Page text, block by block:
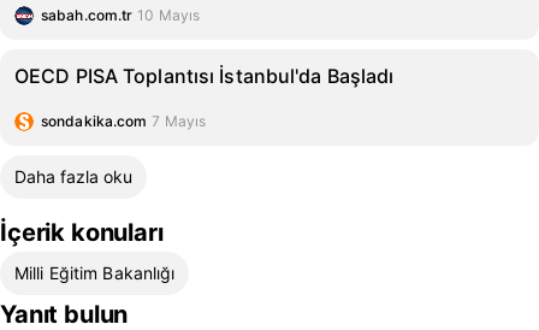
sabah.com.tr 10 Mayıs
OECD PISA Toplantısı İstanbul'da Başladı
sondakika.com 7 Mayıs
Daha fazla oku
İçerik konuları
Milli Eğitim Bakanlığı
Yanıt bulun